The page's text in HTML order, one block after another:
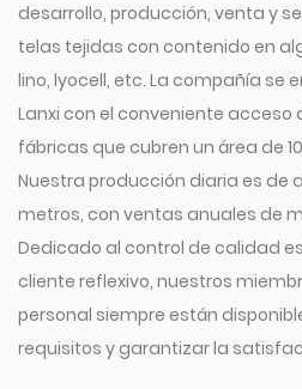
desarrollo, producción, venta y
telas tejidas con contenido en
lino, lyocell, etc. La compañía se
Lanxi con el conveniente acceso
fábricas que cubren un área de
Nuestra producción diaria es de
metros, con ventas anuales de
Dedicado al control de calidad
cliente reflexivo, nuestros
personal siempre están
requisitos y garantizar la